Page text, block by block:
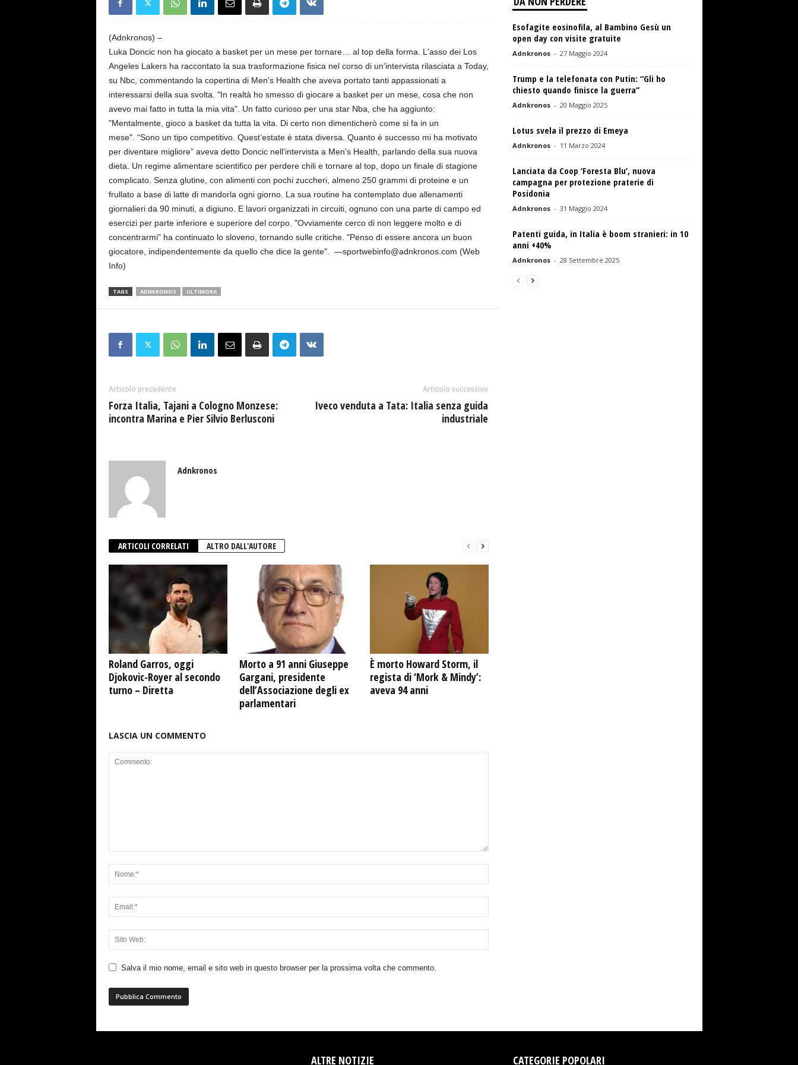
(Adnkronos) –
Luka Doncic non ha giocato a basket per un mese per tornare… al top della forma. L'asso dei Los
Angeles Lakers ha raccontato la sua trasformazione fisica nel corso di un'intervista rilasciata a Today,
su Nbc, commentando la copertina di Men's Health che aveva portato tanti appassionati a
interessarsi della sua svolta. "In realtà ho smesso di giocare a basket per un mese, cosa che non
avevo mai fatto in tutta la mia vita". Un fatto curioso per una star Nba, che ha aggiunto:
"Mentalmente, gioco a basket da tutta la vita. Di certo non dimenticherò come si fa in un
mese". “Sono un tipo competitivo. Quest’estate è stata diversa. Quanto è successo mi ha motivato
per diventare migliore” aveva detto Doncic nell'intervista a Men's Health, parlando della sua nuova
dieta. Un regime alimentare scientifico per perdere chili e tornare al top, dopo un finale di stagione
complicato. Senza glutine, con alimenti con pochi zuccheri, almeno 250 grammi di proteine e un
frullato a base di latte di mandorla ogni giorno. La sua routine ha contemplato due allenamenti
giornalieri da 90 minuti, a digiuno. E lavori organizzati in circuiti, ognuno con una parte di campo ed
esercizi per parte inferiore e superiore del corpo. "Ovviamente cerco di non leggere molto e di
concentrarmi" ha continuato lo sloveno, tornando sulle critiche. "Penso di essere ancora un buon
giocatore, indipendentemente da quello che dice la gente". —sportwebinfo@adnkronos.com (Web
Info)
TAGS ADNKRONOS ULTIMORA
Articolo precedente
Forza Italia, Tajani a Cologno Monzese:
incontra Marina e Pier Silvio Berlusconi
Articolo successivo
Iveco venduta a Tata: Italia senza guida
industriale
Adnkronos
ARTICOLI CORRELATI ALTRO DALL'AUTORE
Roland Garros, oggi
Djokovic-Royer al secondo
turno – Diretta
Morto a 91 anni Giuseppe
Gargani, presidente
dell’Associazione degli ex
parlamentari
È morto Howard Storm, il
regista di ‘Mork & Mindy’:
aveva 94 anni
LASCIA UN COMMENTO
Salva il mio nome, email e sito web in questo browser per la prossima volta che commento.
Esofagite eosinofila, al Bambino Gesù un
open day con visite gratuite
Adnkronos - 27 Maggio 2024
Trump e la telefonata con Putin: “Gli ho
chiesto quando finisce la guerra”
Adnkronos - 20 Maggio 2025
Lotus svela il prezzo di Emeya
Adnkronos - 11 Marzo 2024
Lanciata da Coop ‘Foresta Blu’, nuova
campagna per protezione praterie di
Posidonia
Adnkronos - 31 Maggio 2024
Patenti guida, in Italia è boom stranieri: in 10
anni +40%
Adnkronos - 28 Settembre 2025
ALTRE NOTIZIE CATEGORIE POPOLARI